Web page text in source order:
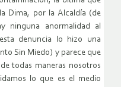
Dima, por la Alcaldía (de
ninguna anormalidad al
denuncia lo hizo una
Sin Miedo) y parece que
todas maneras nosotros
lo que es el medio